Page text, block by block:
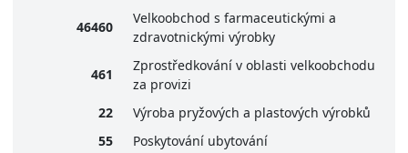
46460
Velkoobchod s farmaceutickými a
zdravotnickými výrobky
461
Zprostředkování v oblasti velkoobchodu
za provizi
22
Výroba pryžových a plastových výrobků
55
Poskytování ubytování